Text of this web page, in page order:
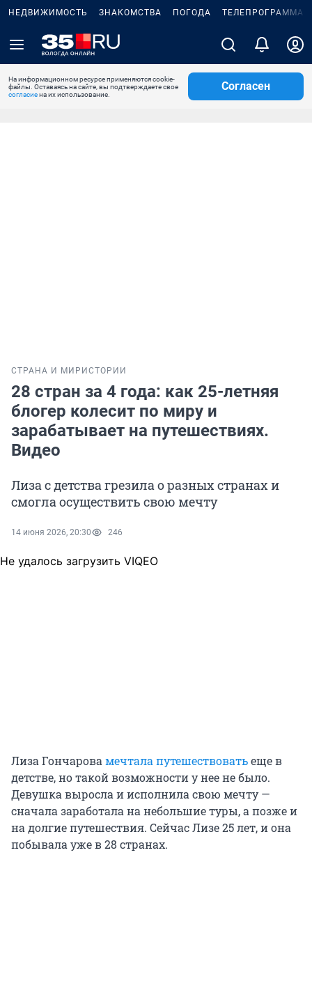
НЕДВИЖИМОСТЬ ЗНАКОМСТВА ПОГОДА ТЕЛЕПРОГРАММА
На информационном ресурсе применяются cookie-
файлы. Оставаясь на сайте, вы подтверждаете свое
согласиена их использование.
Согласен
СТРАНА И МИР ИСТОРИИ
28 стран за 4 года: как 25-летняя
блогер колесит по миру и
зарабатывает на путешествиях.
Видео
Лиза с детства грезила о разных странах и
смогла осуществить свою мечту
14 июня 2026, 20:30 246
Не удалось загрузить VIQEO
Лиза Гончарова мечтала путешествоватьеще в
детстве, но такой возможности у нее не было.
Девушка выросла и исполнила свою мечту —
сначала заработала на небольшие туры, а позже и
на долгие путешествия. Сейчас Лизе 25 лет, и она
побывала уже в 28 странах.